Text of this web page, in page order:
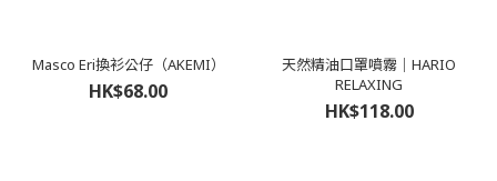
Masco Eri換衫公仔（AKEMI）
HK$68.00
天然精油口罩噴霧｜HARIO
RELAXING
HK$118.00